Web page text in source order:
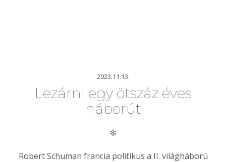
2023.11.13.
Lezárni egy ötszáz éves
háborút
✻
Robert Schuman francia politikus a II. világháború